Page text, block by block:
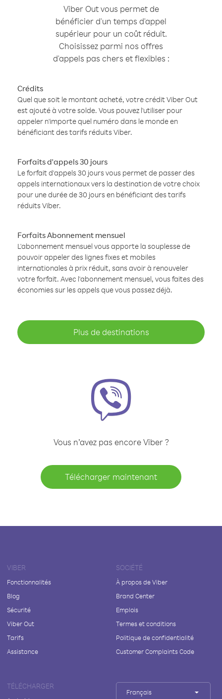
Viber Out vous permet de
bénéficier d'un temps d'appel
supérieur pour un coût réduit.
Choisissez parmi nos offres
d'appels pas chers et flexibles :
Crédits
Quel que soit le montant acheté, votre crédit Viber Out
est ajouté à votre solde. Vous pouvez l'utiliser pour
appeler n'importe quel numéro dans le monde en
bénéficiant des tarifs réduits Viber.
Forfaits d'appels 30 jours
Le forfait d'appels 30 jours vous permet de passer des
appels internationaux vers la destination de votre choix
pour une durée de 30 jours en bénéficiant des tarifs
réduits Viber.
Forfaits Abonnement mensuel
L'abonnement mensuel vous apporte la souplesse de
pouvoir appeler des lignes fixes et mobiles
internationales à prix réduit, sans avoir à renouveler
votre forfait. Avec l'abonnement mensuel, vous faites des
économies sur les appels que vous passez déjà.
Plus de destinations
Vous n’avez pas encore Viber ?
Télécharger maintenant
VIBER
Fonctionnalités
Blog
Sécurité
Viber Out
Tarifs
Assistance
SOCIÉTÉ
À propos de Viber
Brand Center
Emplois
Termes et conditions
Politique de confidentialité
Customer Complaints Code
TÉLÉCHARGER
Français